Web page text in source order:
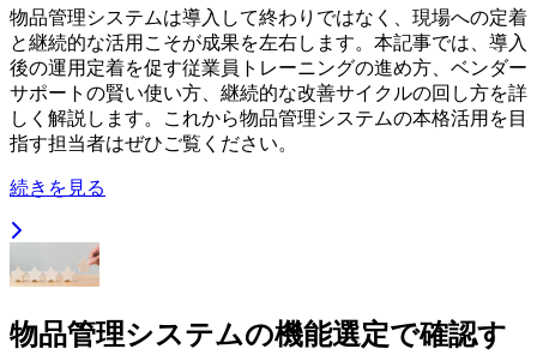
物品管理システムは導入して終わりではなく、現場への定着
と継続的な活用こそが成果を左右します。本記事では、導入
後の運用定着を促す従業員トレーニングの進め方、ベンダー
サポートの賢い使い方、継続的な改善サイクルの回し方を詳
しく解説します。これから物品管理システムの本格活用を目
指す担当者はぜひご覧ください。
続きを見る
物品管理システムの機能選定で確認す